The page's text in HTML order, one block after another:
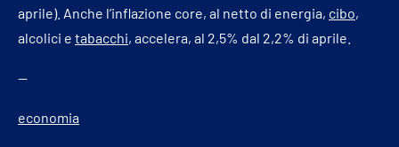
aprile). Anche l’inflazione core, al netto di energia, cibo,
alcolici e tabacchi, accelera, al 2,5% dal 2,2% di aprile.
—
economia